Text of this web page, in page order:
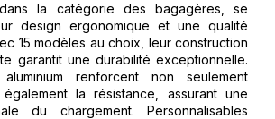
la catégorie des bagagères, se
design ergonomique et une qualité
15 modèles au choix, leur construction
garantit une durabilité exceptionnelle.
renforcent non seulement
également la résistance, assurant une
du chargement. Personnalisables